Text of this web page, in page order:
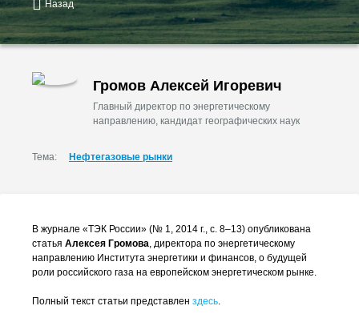
Назад
Громов Алексей Игоревич
Главный директор по энергетическому
направлению, кандидат географических наук
Тема: Нефтегазовые рынки
В журнале «ТЭК России» (№ 1, 2014 г., с. 8–13) опубликована
статья Алексея Громова, директора по энергетическому
направлению Института энергетики и финансов, о будущей
роли российского газа на европейском энергетическом рынке.
Полный текст статьи представлен здесь.